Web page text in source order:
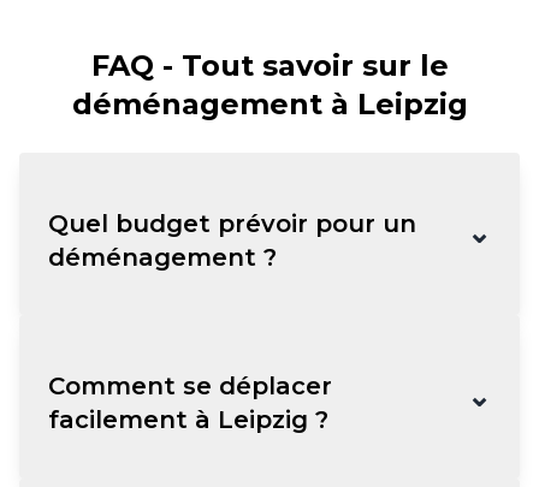
FAQ - Tout savoir sur le
déménagement à Leipzig
Quel budget prévoir pour un
déménagement ?
⌄
Comment se déplacer
facilement à Leipzig ?
⌄